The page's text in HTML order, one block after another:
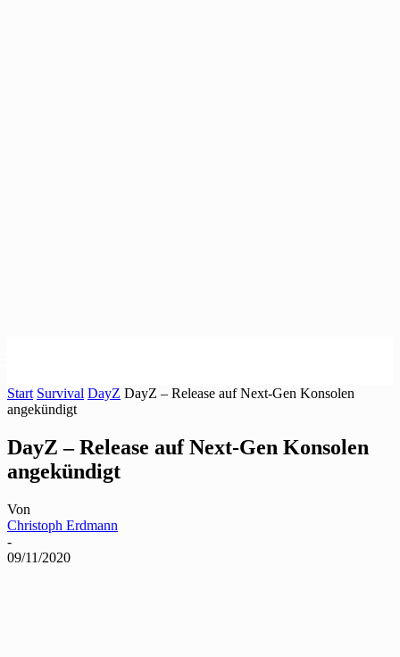
Start Survival DayZ DayZ – Release auf Next-Gen Konsolen
angekündigt
DayZ – Release auf Next-Gen Konsolen
angekündigt
Von
Christoph Erdmann
-
09/11/2020